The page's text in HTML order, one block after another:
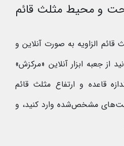
و محیط مثلث قائم
الزاویه به صورت آنلاین و
از جعبه ابزار آنلاین «مرکزش»
قاعده و ارتفاع مثلث قائم
مشخص‌شده وارد کنید، و